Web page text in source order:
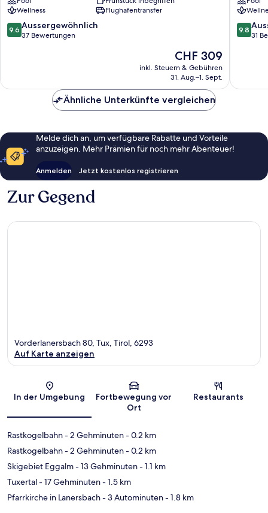
Wellness
Flughafentransfer
9.6
von
9.6 Aussergewöhnlich
37 Bewertungen
Der
Preis
beträgt
CHF 309
inkl. Steuern & Gebühren
31. Aug.–1. Sept.
9.8
von
9.8
31
Ähnliche Unterkünfte vergleichen
Melde dich an, um verfügbare Rabatte und Vorteile
anzuzeigen. Mehr Prämien für noch mehr Abenteuer!
Anmelden Jetzt kostenlos registrieren
Zur Gegend
Karte
Vorderlanersbach 80, Tux, Tirol, 6293
Auf Karte anzeigen
In der Umgebung
Fortbewegung vor
Ort
Restaurants
Rastkogelbahn- 2 Gehminuten- 0.2 km
Rastkogelbahn- 2 Gehminuten- 0.2 km
Skigebiet Eggalm- 13 Gehminuten- 1.1 km
Tuxertal- 17 Gehminuten- 1.5 km
Pfarrkirche in Lanersbach- 3 Autominuten- 1.8 km